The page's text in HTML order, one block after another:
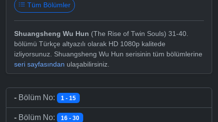
Tüm Bölümler
Shuangsheng Wu Hun (The Rise of Twin Souls) 31-40.
bölümü Türkçe altyazılı olarak HD 1080p kalitede
izliyorsunuz. Shuangsheng Wu Hun serisinin tüm bölümlerine
seri sayfasından ulaşabilirsiniz.
- Bölüm No: 1 - 15
- Bölüm No: 16 - 30